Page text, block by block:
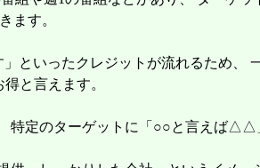
ます。
といったクレジットが流れるため、
と言えます。
特定のターゲットに「○○と言えば△△